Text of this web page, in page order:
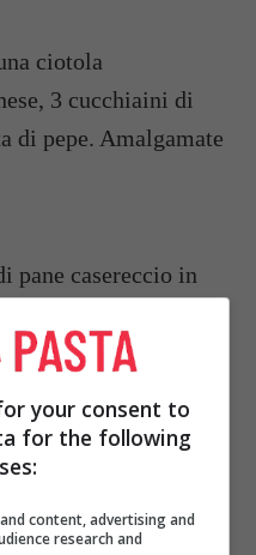
3 cucchiaini di
di pepe. Amalgamate
your consent to
for the following
content, advertising and
research and